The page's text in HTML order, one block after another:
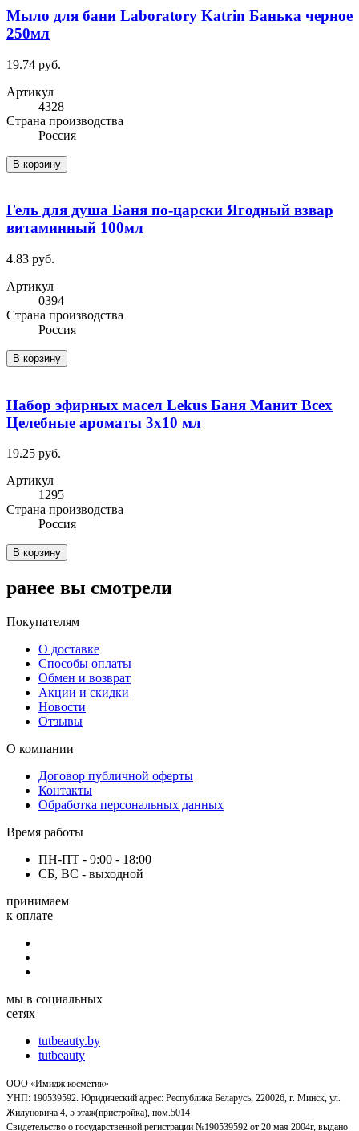
Мыло для бани Laboratory Katrin Банька черное
250мл
19.74 руб.
Артикул
4328
Cтрана производства
Россия
В корзину
Гель для душа Баня по-царски Ягодный взвар
витаминный 100мл
4.83 руб.
Артикул
0394
Cтрана производства
Россия
В корзину
Набор эфирных масел Lekus Баня Манит Всех
Целебные ароматы 3x10 мл
19.25 руб.
Артикул
1295
Cтрана производства
Россия
В корзину
ранее вы смотрели
Покупателям
О доставке
Способы оплаты
Обмен и возврат
Акции и скидки
Новости
Отзывы
О компании
Договор публичной оферты
Контакты
Обработка персональных данных
Время работы
ПН-ПТ - 9:00 - 18:00
СБ, ВС - выходной
принимаем
к оплате
мы в социальных
сетях
tutbeauty.by
tutbeauty
ООО «Имидж косметик»
УНП: 190539592. Юридический адрес: Республика Беларусь, 220026, г. Минск, ул.
Жилуновича 4, 5 этаж(пристройка), пом.5014
Свидетельство о государственной регистрации №190539592 от 20 мая 2004г, выдано